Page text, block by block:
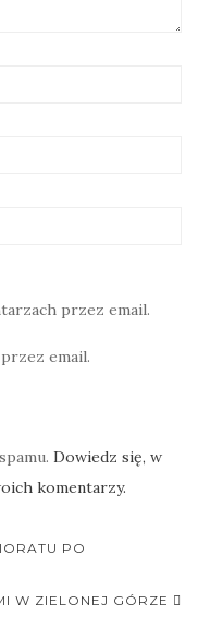
przez email.
email.
Dowiedz się, w
komentarzy.
PO
W ZIELONEJ GÓRZE